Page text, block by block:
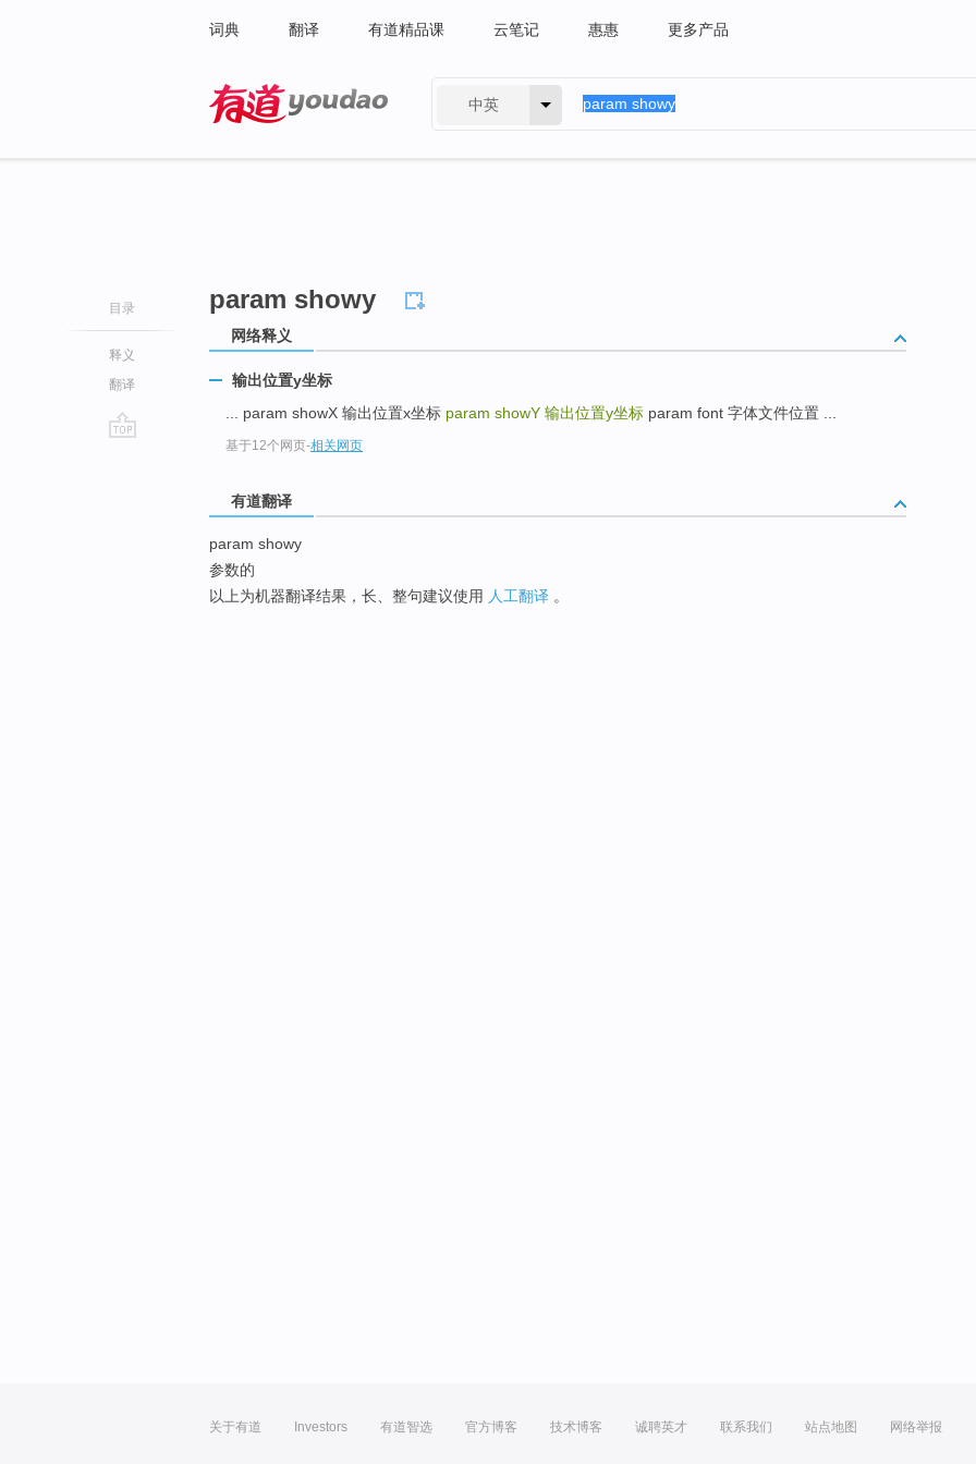
词典 翻译 有道精品课 云笔记 惠惠 更多产品
中英
目录
释义
翻译
param showy
网络释义
输出位置y坐标
... param showX 输出位置x坐标 param showY 输出位置y坐标 param font 字体文件位置 ...
基于12个网页-相关网页
有道翻译
param showy
参数的
以上为机器翻译结果，长、整句建议使用 人工翻译 。
关于有道 Investors 有道智选 官方博客 技术博客 诚聘英才 联系我们 站点地图 网络举报